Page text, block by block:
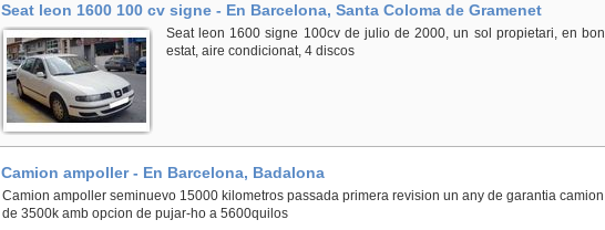
Seat leon 1600 100 cv signe - En Barcelona, Santa Coloma de Gramenet
Seat leon 1600 signe 100cv de julio de 2000, un sol propietari, en bon
estat, aire condicionat, 4 discos
Camion ampoller - En Barcelona, Badalona
Camion ampoller seminuevo 15000 kilometros passada primera revision un any de garantia camion
de 3500k amb opcion de pujar-ho a 5600quilos